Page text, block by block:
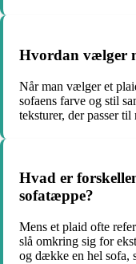
Hvordan vælger
Når man vælger et
sofaens farve og stil
teksturer, der passer
Hvad er
sofatæppe?
Mens et plaid ofte
slå omkring sig for
og dække en hel sofa,